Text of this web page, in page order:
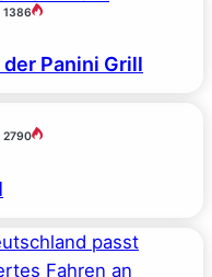
1386
Panini Grill
2790